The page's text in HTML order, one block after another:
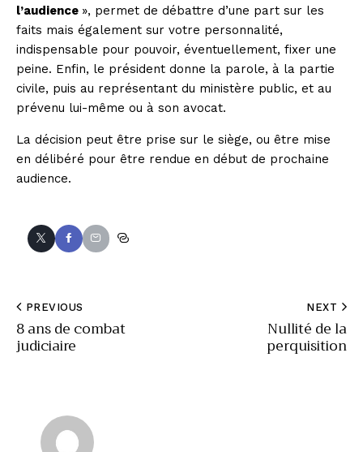
l’audience », permet de débattre d’une part sur les
faits mais également sur votre personnalité,
indispensable pour pouvoir, éventuellement, fixer une
peine. Enfin, le président donne la parole, à la partie
civile, puis au représentant du ministère public, et au
prévenu lui-même ou à son avocat.
La décision peut être prise sur le siège, ou être mise
en délibéré pour être rendue en début de prochaine
audience.
PREVIOUS
8 ans de combat
judiciaire
NEXT
Nullité de la
perquisition